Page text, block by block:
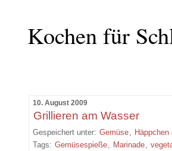
Kochen für
10. August 2009
Grillieren am Wasser
Gespeichert unter: Gemüse
Tags: Gemüsespieße Marinade